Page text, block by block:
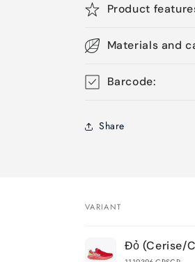
Product
Materials and
Barcode:
Share
cart
VARIANT
Đỏ (Cerise/